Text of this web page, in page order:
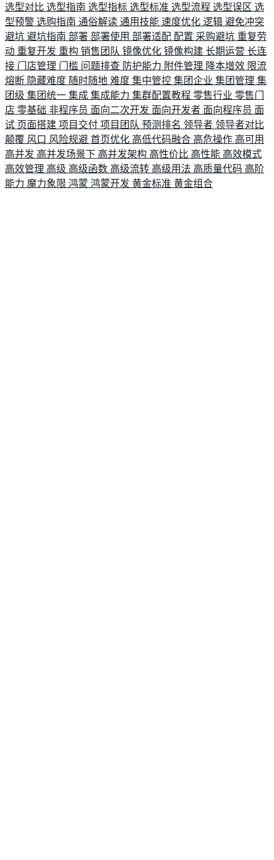
选型对比 选型指南 选型指标 选型标准 选型流程 选型误区 选
型预警 选购指南 通俗解读 通用技能 速度优化 逻辑 避免冲突
避坑 避坑指南 部署 部署使用 部署适配 配置 采购避坑 重复劳
动 重复开发 重构 销售团队 镜像优化 镜像构建 长期运营 长连
接 门店管理 门槛 问题排查 防护能力 附件管理 降本增效 限流
熔断 隐藏难度 随时随地 难度 集中管控 集团企业 集团管理 集
团级 集团统一 集成 集成能力 集群配置教程 零售行业 零售门
店 零基础 非程序员 面向二次开发 面向开发者 面向程序员 面
试 页面搭建 项目交付 项目团队 预测排名 领导者 领导者对比
颠覆 风口 风险规避 首页优化 高低代码融合 高危操作 高可用
高并发 高并发场景下 高并发架构 高性价比 高性能 高效模式
高效管理 高级 高级函数 高级流转 高级用法 高质量代码 高阶
能力 魔力象限 鸿蒙 鸿蒙开发 黄金标准 黄金组合